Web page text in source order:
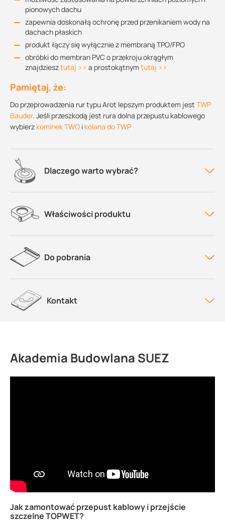
pionowych dachu
zapewnia doskonałą ochronę przed przenikaniem wody na
dachach płaskich
produkt łączy się wyłącznie z membraną TPO/FPO
obróbki do membran PVC o przekroju okrągłym
znajdziesztutaj >> a prostokątnym tutaj >>
Pamiętaj, że:
Do przeprowadzenia rur typu Arot lepszym produktem jest TWP
Bauder. Jeśli przeszkodą jest rura dolna przepustu kablowego
wybierz kominek TWO i kolana do TWP
Dlaczego warto wybrać?
Właściwości produktu
Do pobrania
Kontakt
Akademia Budowlana SUEZ
Jak zamontować przepust kablowy i przejście
szczelne TOPWET?